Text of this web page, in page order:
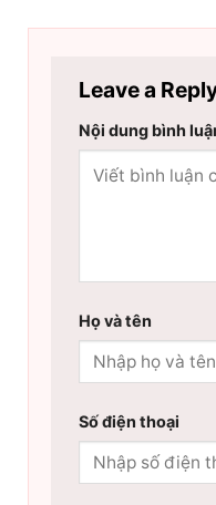
Leave a
Nội dung bình
Họ và tên
Số điện thoại